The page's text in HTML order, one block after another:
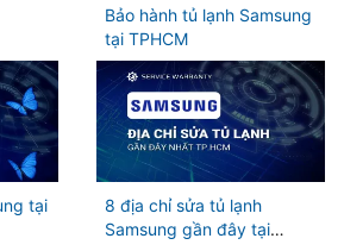
Bảo hành tủ lạnh Samsung
tại TPHCM
8 địa chỉ sửa tủ lạnh
Samsung gần đây tại